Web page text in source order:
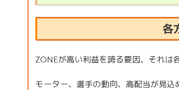
各
ZONEが高い利益を誇る要因、それは
モーター、選手の動向、高配当が見